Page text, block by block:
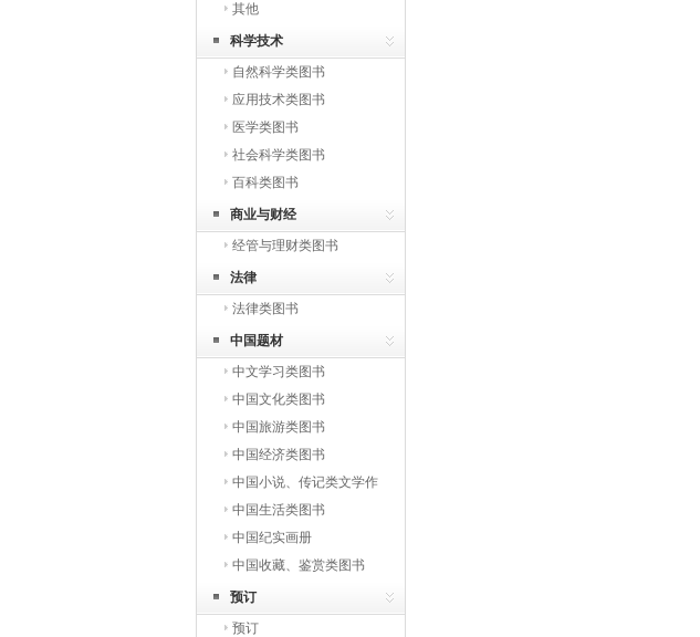
其他
科学技术
自然科学类图书
应用技术类图书
医学类图书
社会科学类图书
百科类图书
商业与财经
经管与理财类图书
法律
法律类图书
中国题材
中文学习类图书
中国文化类图书
中国旅游类图书
中国经济类图书
中国小说、传记类文学作
品中国生活类图书
中国纪实画册
中国收藏、鉴赏类图书
预订
预订